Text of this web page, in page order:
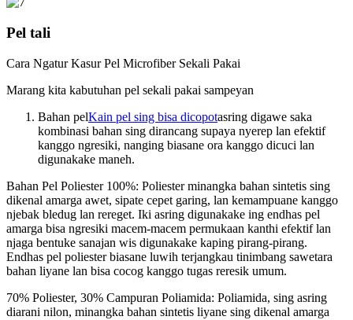
Pel tali
Cara Ngatur Kasur Pel Microfiber Sekali Pakai
Marang kita kabutuhan pel sekali pakai sampeyan
Bahan pelKain pel sing bisa dicopotasring digawe saka
kombinasi bahan sing dirancang supaya nyerep lan efektif
kanggo ngresiki, nanging biasane ora kanggo dicuci lan
digunakake maneh.
Bahan Pel Poliester 100%: Poliester minangka bahan sintetis sing
dikenal amarga awet, sipate cepet garing, lan kemampuane kanggo
njebak bledug lan rereget. Iki asring digunakake ing endhas pel
amarga bisa ngresiki macem-macem permukaan kanthi efektif lan
njaga bentuke sanajan wis digunakake kaping pirang-pirang.
Endhas pel poliester biasane luwih terjangkau tinimbang sawetara
bahan liyane lan bisa cocog kanggo tugas reresik umum.
70% Poliester, 30% Campuran Poliamida: Poliamida, sing asring
diarani nilon, minangka bahan sintetis liyane sing dikenal amarga